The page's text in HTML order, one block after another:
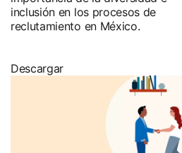
inclusión en los procesos de
reclutamiento en México.
Descargar